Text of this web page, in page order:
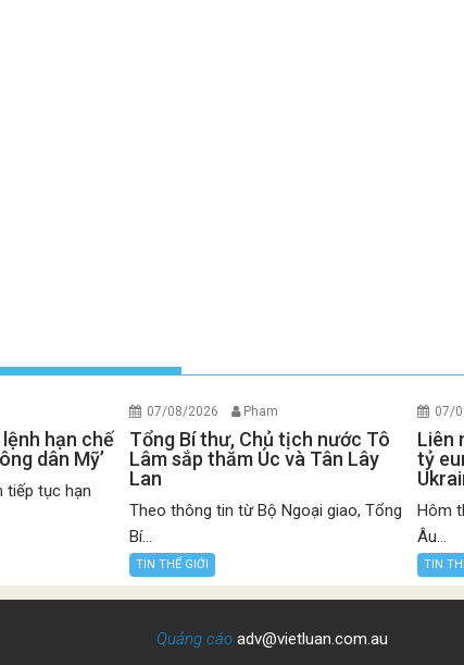
hạn chế
dân Mỹ’
tiếp tục hạn
07/08/2026 Pham
Tổng Bí thư, Chủ tịch nước Tô
Lâm sắp thăm Úc và Tân Lây
Lan
Theo thông tin từ Bộ Ngoại giao, Tổng
Bí...
TIN THẾ GIỚI
07/
Liên
tỷ
Hôm
Âu...
TIN
Quảng cáoadv@vietluan.com.au